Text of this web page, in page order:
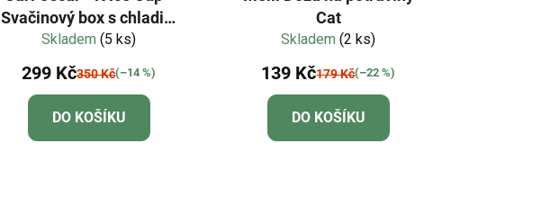
Svačinový box s chladicí
vložkou - limetková
Skladem(5 ks)
299 Kč350 Kč(–14 %)
DO KOŠÍKU
Cat
Skladem(2 ks)
139 Kč179 Kč(–22 %)
DO KOŠÍKU